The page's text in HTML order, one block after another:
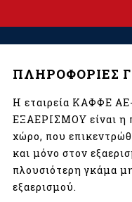
ΠΛΗΡΟΦΟΡΙΕΣ
Η εταιρεία ΚΑΦΦΕ
ΕΞΑΕΡΙΣΜΟΥ είναι η
χώρο, που
και μόνο στον
πλουσιότερη γκάμα
εξαερισμού.